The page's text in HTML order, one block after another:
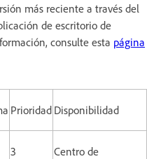
más reciente a través del
de escritorio de
consulte esta página
Prioridad Disponibilidad
3
Centro de